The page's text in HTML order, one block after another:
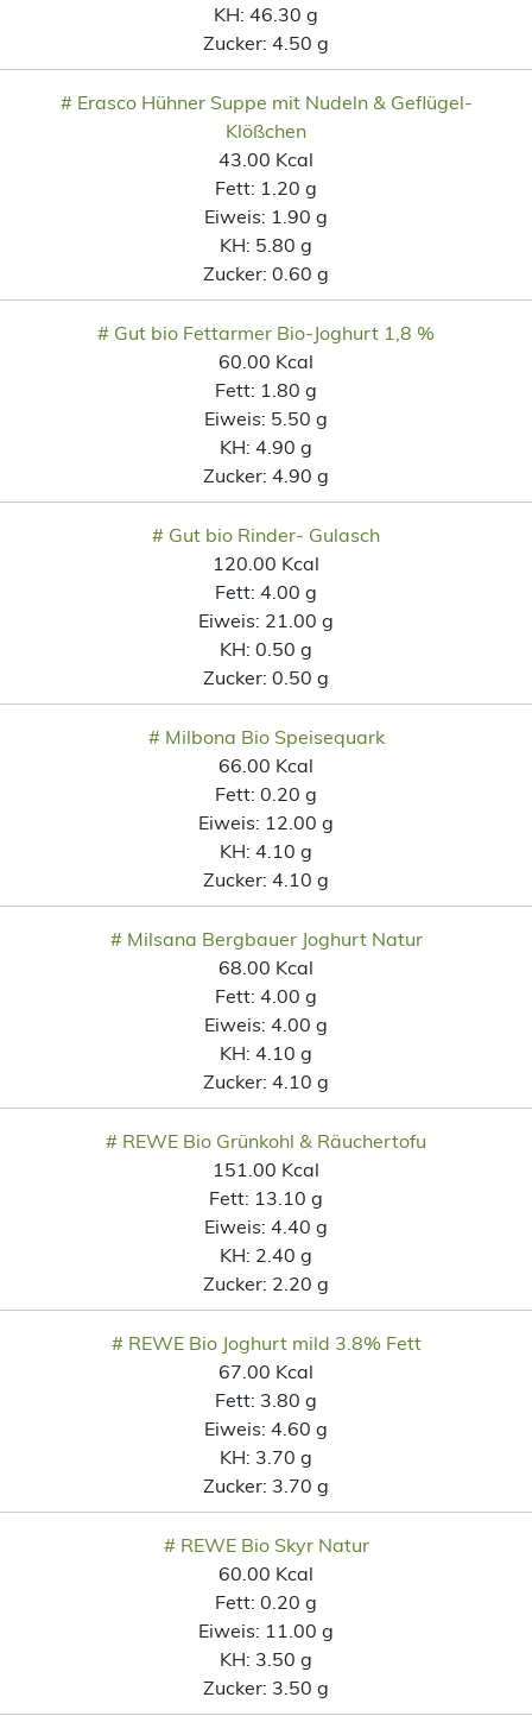
KH: 46.30 g
Zucker: 4.50 g
# Erasco Hühner Suppe mit Nudeln & Geflügel-
Klößchen
43.00 Kcal
Fett: 1.20 g
Eiweis: 1.90 g
KH: 5.80 g
Zucker: 0.60 g
# Gut bio Fettarmer Bio-Joghurt 1,8 %
60.00 Kcal
Fett: 1.80 g
Eiweis: 5.50 g
KH: 4.90 g
Zucker: 4.90 g
# Gut bio Rinder- Gulasch
120.00 Kcal
Fett: 4.00 g
Eiweis: 21.00 g
KH: 0.50 g
Zucker: 0.50 g
# Milbona Bio Speisequark
66.00 Kcal
Fett: 0.20 g
Eiweis: 12.00 g
KH: 4.10 g
Zucker: 4.10 g
# Milsana Bergbauer Joghurt Natur
68.00 Kcal
Fett: 4.00 g
Eiweis: 4.00 g
KH: 4.10 g
Zucker: 4.10 g
# REWE Bio Grünkohl & Räuchertofu
151.00 Kcal
Fett: 13.10 g
Eiweis: 4.40 g
KH: 2.40 g
Zucker: 2.20 g
# REWE Bio Joghurt mild 3.8% Fett
67.00 Kcal
Fett: 3.80 g
Eiweis: 4.60 g
KH: 3.70 g
Zucker: 3.70 g
# REWE Bio Skyr Natur
60.00 Kcal
Fett: 0.20 g
Eiweis: 11.00 g
KH: 3.50 g
Zucker: 3.50 g